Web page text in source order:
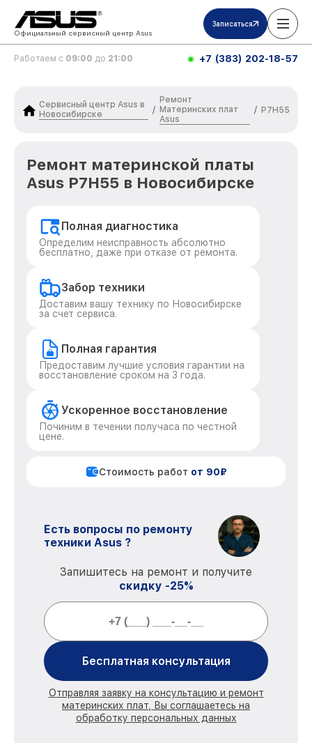
Официальный сервисный центр Asus
Записаться
Работаем с 09:00 до 21:00 +7 (383) 202-18-57
Сервисный центр Asus в
Новосибирске
/
Ремонт
Материнских плат
Asus
/ P7H55
Ремонт материнской платы
Asus P7H55 в Новосибирске
Полная диагностика
Определим неисправность абсолютно
бесплатно, даже при отказе от ремонта.
Забор техники
Доставим вашу технику по Новосибирске
за счет сервиса.
Полная гарантия
Предоставим лучшие условия гарантии на
восстановление сроком на 3 года.
Ускоренное восстановление
Починим в течении получаса по честной
цене.
Стоимость работ от 90₽
Есть вопросы по ремонту
техники Asus ?
Запишитесь на ремонт и получите
скидку -25%
Бесплатная консультация
Отправляя заявку на консультацию и ремонт
материнских плат, Вы соглашаетесь на
обработку персональных данных